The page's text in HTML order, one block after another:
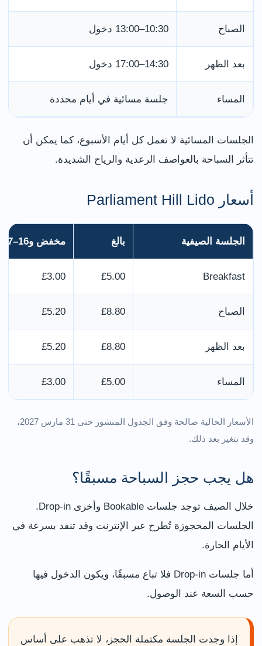
الصباح 10:30–13:00 دخول
بعد الظهر 14:30–17:00 دخول
المساء جلسة مسائية في أيام محددة
الجلسات المسائية لا تعمل كل أيام الأسبوع، كما يمكن أن
تتأثر السباحة بالعواصف الرعدية والرياح الشديدة.
أسعار Parliament Hill Lido
الجلسة الصيفية بالغ مخفض و16–17
Breakfast
£5.00
£3.00
الصباح £8.80
£5.20
بعد الظهر £8.80
£5.20
المساء £5.00
£3.00
الأسعار الحالية صالحة وفق الجدول المنشور حتى 31 مارس 2027،
وقد تتغير بعد ذلك.
هل يجب حجز السباحة مسبقًا؟
خلال الصيف توجد جلسات Bookable وأخرى Drop-in.
الجلسات المحجوزة تُطرح عبر الإنترنت وقد تنفد بسرعة في
الأيام الحارة.
أما جلسات Drop-in فلا تباع مسبقًا، ويكون الدخول فيها
حسب السعة عند الوصول.
إذا وجدت الجلسة مكتملة الحجز، لا تذهب على أساس